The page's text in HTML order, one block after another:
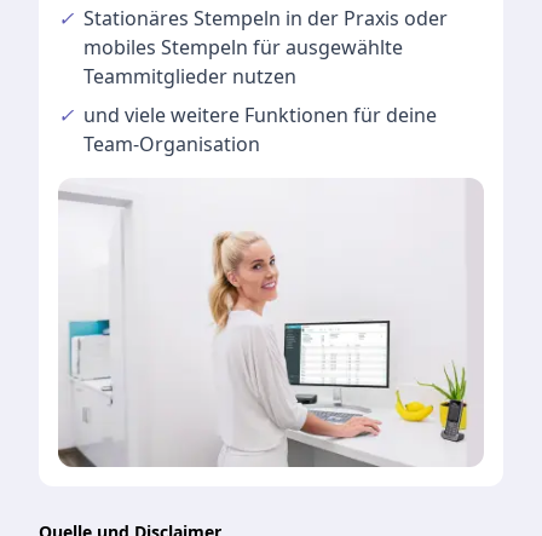
✓ Stationäres Stempeln in der Praxis oder
mobiles Stempeln für ausgewählte
Teammitglieder nutzen
✓ und vieleweitere Funktionen für deine
Team-Organisation